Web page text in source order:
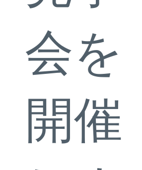
会を
開催